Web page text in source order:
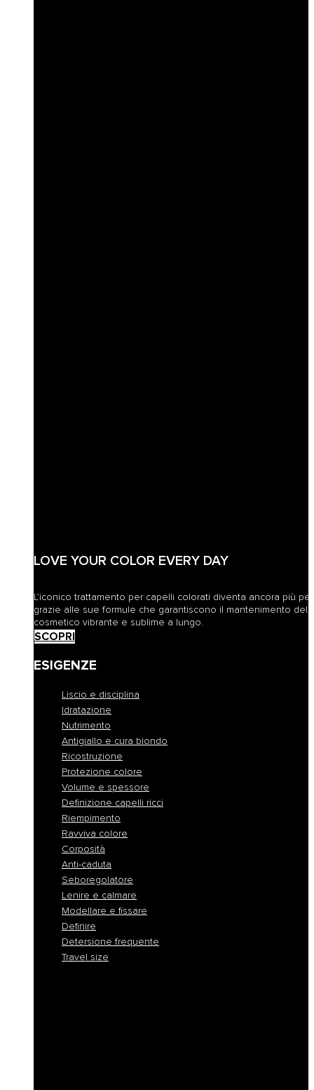
LOVE YOUR COLOR EVERY DAY
L’iconico trattamento per capelli colorati diventa ancora più
grazie alle sue formule che garantiscono il mantenimento del
cosmetico vibrante e sublime a lungo.
SCOPRI
ESIGENZE
Liscio e disciplina
Idratazione
Nutrimento
Antigiallo e cura biondo
Ricostruzione
Protezione colore
Volume e spessore
Definizione capelli ricci
Riempimento
Ravviva colore
Corposità
Anti-caduta
Seboregolatore
Lenire e calmare
Modellare e fissare
Definire
Detersione frequente
Travel size